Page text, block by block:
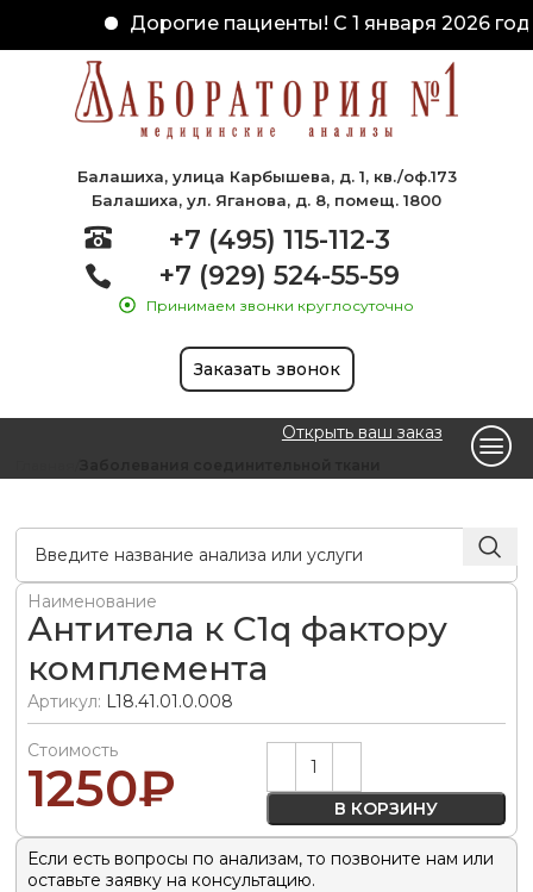
Дорогие пациенты! С 1 января 2026
Балашиха, улица Карбышева, д. 1, кв./оф.173
Балашиха, ул. Яганова, д. 8, помещ. 1800
+7 (495) 115-112-3
+7 (929) 524-55-59
Принимаем звонки круглосуточно
Заказать звонок
Открыть ваш заказ
Наименование
Антитела к С1q фактору
комплемента
Артикул: L18.41.01.0.008
Стоимость
1250₽ В КОРЗИНУ
Alternative:
Если есть вопросы по анализам, то позвоните нам или
оставьте заявку на консультацию.